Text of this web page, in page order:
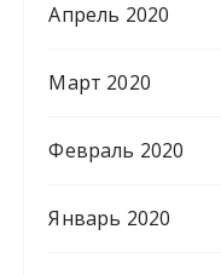
Апрель 2020
Март 2020
Февраль 2020
Январь 2020